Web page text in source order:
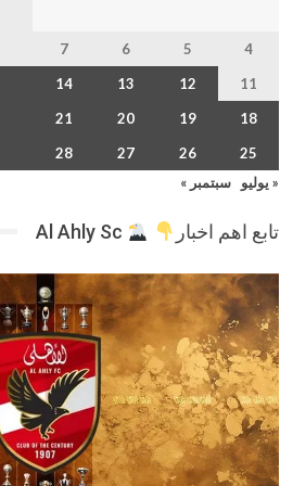
4
5
6
7
11
12
13
14
18
19
20
21
25
26
27
28
« يوليو
سبتمبر »
تابع اهم اخبار